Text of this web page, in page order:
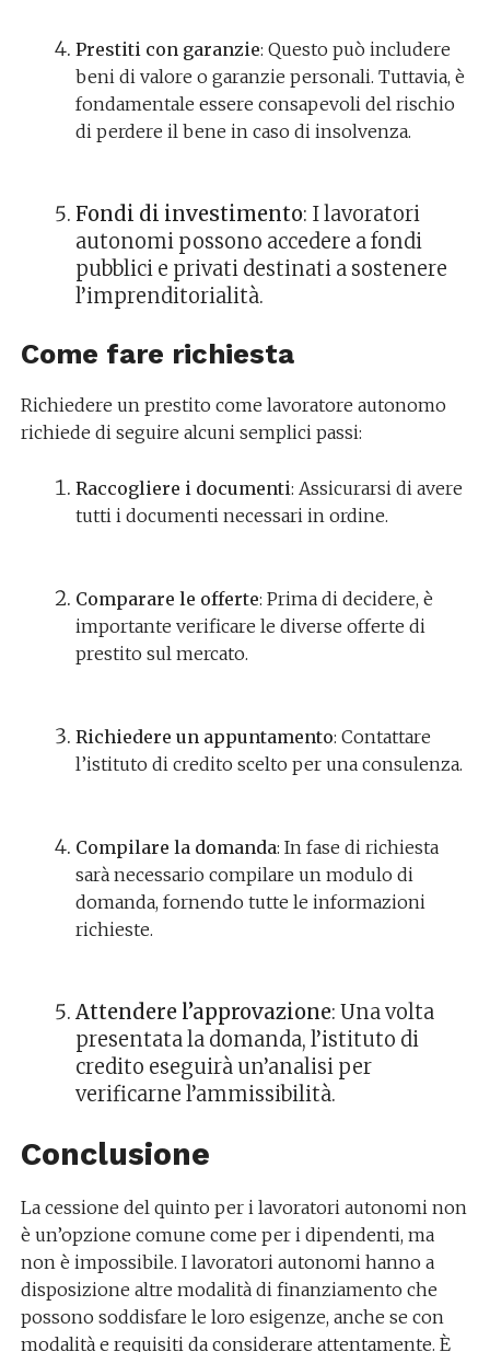
Prestiti con garanzie: Questo può includere
beni di valore o garanzie personali. Tuttavia, è
fondamentale essere consapevoli del rischio
di perdere il bene in caso di insolvenza.
Fondi di investimento: I lavoratori
autonomi possono accedere a fondi
pubblici e privati destinati a sostenere
l’imprenditorialità.
Come fare richiesta
Richiedere un prestito come lavoratore autonomo
richiede di seguire alcuni semplici passi:
Raccogliere i documenti: Assicurarsi di avere
tutti i documenti necessari in ordine.
Comparare le offerte: Prima di decidere, è
importante verificare le diverse offerte di
prestito sul mercato.
Richiedere un appuntamento: Contattare
l’istituto di credito scelto per una consulenza.
Compilare la domanda: In fase di richiesta
sarà necessario compilare un modulo di
domanda, fornendo tutte le informazioni
richieste.
Attendere l’approvazione: Una volta
presentata la domanda, l’istituto di
credito eseguirà un’analisi per
verificarne l’ammissibilità.
Conclusione
La cessione del quinto per i lavoratori autonomi non
è un’opzione comune come per i dipendenti, ma
non è impossibile. I lavoratori autonomi hanno a
disposizione altre modalità di finanziamento che
possono soddisfare le loro esigenze, anche se con
modalità e requisiti da considerare attentamente. È